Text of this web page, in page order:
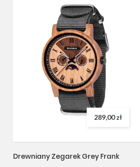
289,00 zł
Drewniany Zegarek Grey Frank